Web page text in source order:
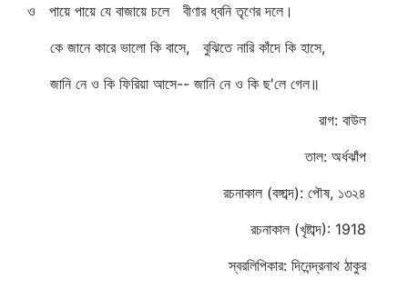
ও পায়ে পায়ে যে বাজায়ে চলে বীণার ধ্বনি তৃণের দলে।
কে জানে কারে ভালো কি বাসে, বুঝিতে নারি কাঁদে কি হাসে,
জানি নে ও কি ফিরিয়া আসে-- জানি নে ও কি ছ'লে গেল॥
রাগ: বাউল
তাল: অর্ধঝাঁপ
রচনাকাল (বঙ্গাব্দ): পৌষ, ১৩২৪
রচনাকাল (খৃষ্টাব্দ): 1918
স্বরলিপিকার: দিনেন্দ্রনাথ ঠাকুর